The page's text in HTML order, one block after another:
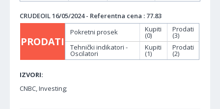
CRUDEOIL 16/05/2024 - Referentna cena : 77.83
PRODATI
Pokretni prosek Kupiti
(0)
Prodati
(3)
Tehnički indikatori -
Oscilatori
Kupiti
(1)
Prodati
(2)
IZVORI:
CNBC, Investing;